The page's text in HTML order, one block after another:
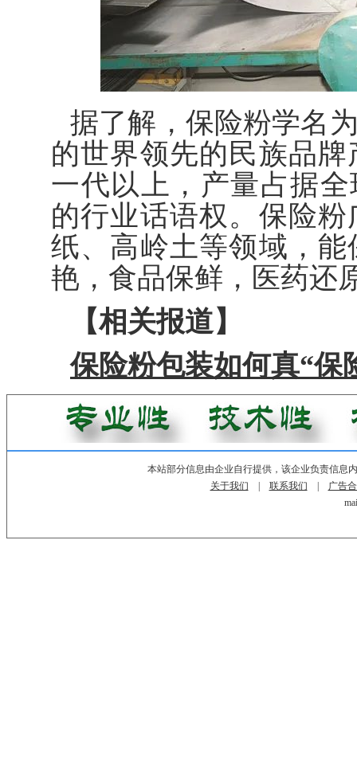
据了解，保险粉学名
的世界领先的民族品
一代以上，产量占据
的行业话语权。保险
纸、高岭土等领域，
艳，食品保鲜，医药还
【相关报道】
保险粉包装如何真“保
本站部分信息由企业自行提供，该企业负责信息
关于我们
联系我们
广告